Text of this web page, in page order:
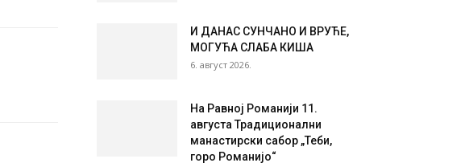
И ДАНАС СУНЧАНО И ВРУЋЕ,
МОГУЋА СЛАБА КИША
6. август 2026.
На Равној Романији 11.
августа Традиционални
манастирски сабор „Теби,
горо Романијо“